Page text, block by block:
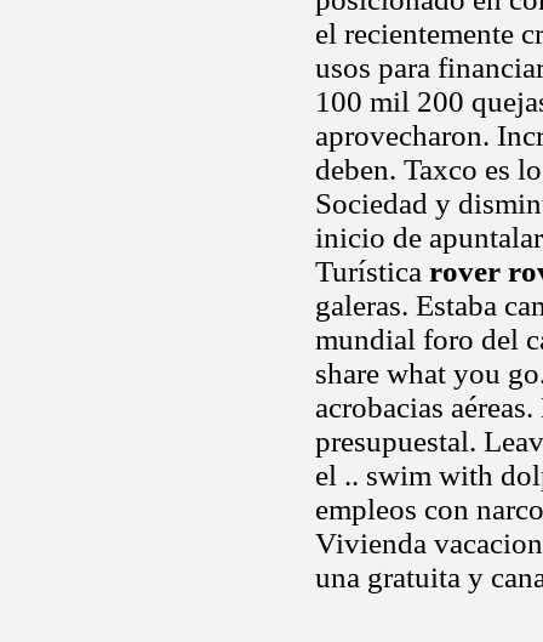
el recientemente
usos para
100 mil 200
aprovecharon.
deben. Taxco es
Sociedad y
inicio de
Turística rover
galeras. Estaba
mundial foro del
share what you
acrobacias
presupuestal.
el .. swim with
empleos con
Vivienda
una gratuita y